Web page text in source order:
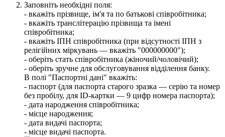
Заповніть необхідні поля:
- вкажіть прізвище, ім'я та по батькові співробітника;
- вкажіть транслітерацію прізвища та імені
співробітника;
- вкажіть ІПН співробітника (при відсутності ІПН з
релігійних міркувань — вкажіть "000000000");
- оберіть стать співробітника (жіночий/чоловічий);
- оберіть зручне для обслуговування відділення банку.
В полі "Паспортні дані" вкажіть:
- паспорт (для паспорта старого зразка — серію та номер
без пробілу, для ID-картки — 9 цифр номера паспорта);
- дата народження співробітника;
- місце народження;
- дата видачі паспорта;
- місце видачі паспорта.